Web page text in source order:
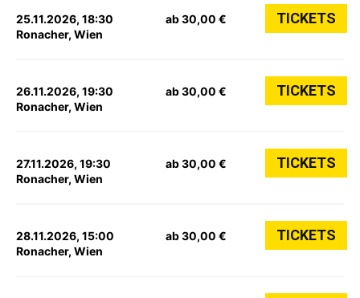
25.11.2026, 18:30
Ronacher, Wien
ab 30,00 € TICKETS
26.11.2026, 19:30
Ronacher, Wien
ab 30,00 € TICKETS
27.11.2026, 19:30
Ronacher, Wien
ab 30,00 € TICKETS
28.11.2026, 15:00
Ronacher, Wien
ab 30,00 € TICKETS